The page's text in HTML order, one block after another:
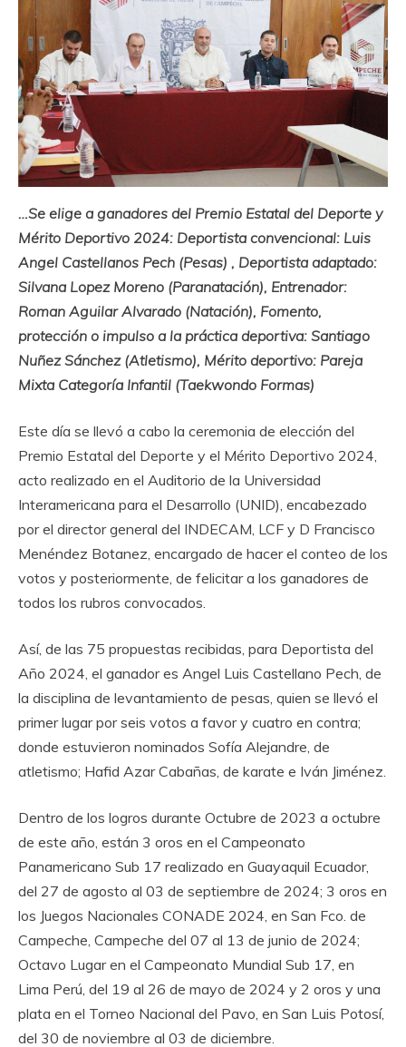
…Se elige a ganadores del Premio Estatal del Deporte y
Mérito Deportivo 2024: Deportista convencional: Luis
Angel Castellanos Pech (Pesas) , Deportista adaptado:
Silvana Lopez Moreno (Paranatación), Entrenador:
Roman Aguilar Alvarado (Natación), Fomento,
protección o impulso a la práctica deportiva: Santiago
Nuñez Sánchez (Atletismo), Mérito deportivo: Pareja
Mixta Categoría Infantil (Taekwondo Formas)
Este día se llevó a cabo la ceremonia de elección del
Premio Estatal del Deporte y el Mérito Deportivo 2024,
acto realizado en el Auditorio de la Universidad
Interamericana para el Desarrollo (UNID), encabezado
por el director general del INDECAM, LCF y D Francisco
Menéndez Botanez, encargado de hacer el conteo de los
votos y posteriormente, de felicitar a los ganadores de
todos los rubros convocados.
Así, de las 75 propuestas recibidas, para Deportista del
Año 2024, el ganador es Angel Luis Castellano Pech, de
la disciplina de levantamiento de pesas, quien se llevó el
primer lugar por seis votos a favor y cuatro en contra;
donde estuvieron nominados Sofía Alejandre, de
atletismo; Hafid Azar Cabañas, de karate e Iván Jiménez.
Dentro de los logros durante Octubre de 2023 a octubre
de este año, están 3 oros en el Campeonato
Panamericano Sub 17 realizado en Guayaquil Ecuador,
del 27 de agosto al 03 de septiembre de 2024; 3 oros en
los Juegos Nacionales CONADE 2024, en San Fco. de
Campeche, Campeche del 07 al 13 de junio de 2024;
Octavo Lugar en el Campeonato Mundial Sub 17, en
Lima Perú, del 19 al 26 de mayo de 2024 y 2 oros y una
plata en el Torneo Nacional del Pavo, en San Luis Potosí,
del 30 de noviembre al 03 de diciembre.